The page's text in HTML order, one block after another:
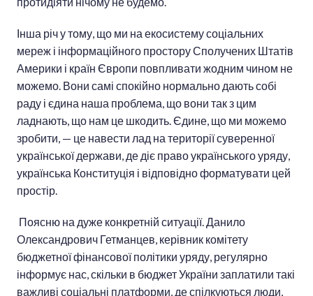
Інша річ у тому, що ми на екосистему соціальних
мереж і інформаційного простору Сполучених Штатів
Америки і країн Європи повпливати жодним чином не
можемо. Вони самі спокійно нормально дають собі
раду і єдина наша проблема, що вони так з цим
ладнають, що нам це шкодить. Єдине, що ми можемо
зробити, — це навести лад на території суверенної
української держави, де діє право українського уряду,
українська Конституція і відповідно форматувати цей
простір.
Поясню на дуже конкретній ситуації. Данило
Олександрович Гетманцев, керівник комітету
бюджетної фінансової політики уряду, регулярно
інформує нас, скільки в бюджет України заплатили такі
важливі соціальні платформи, де спілкуються люди,